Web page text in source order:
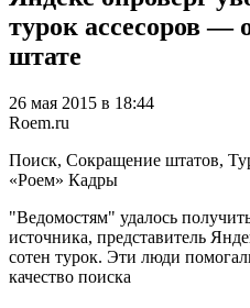
турок ассесоров —
штате
26 мая 2015 в 18:44
Roem.ru
Поиск, Сокращение штатов,
«Роем» Кадры
"Ведомостям" удалось
источника, представитель
сотен турок. Эти люди
качество поиска